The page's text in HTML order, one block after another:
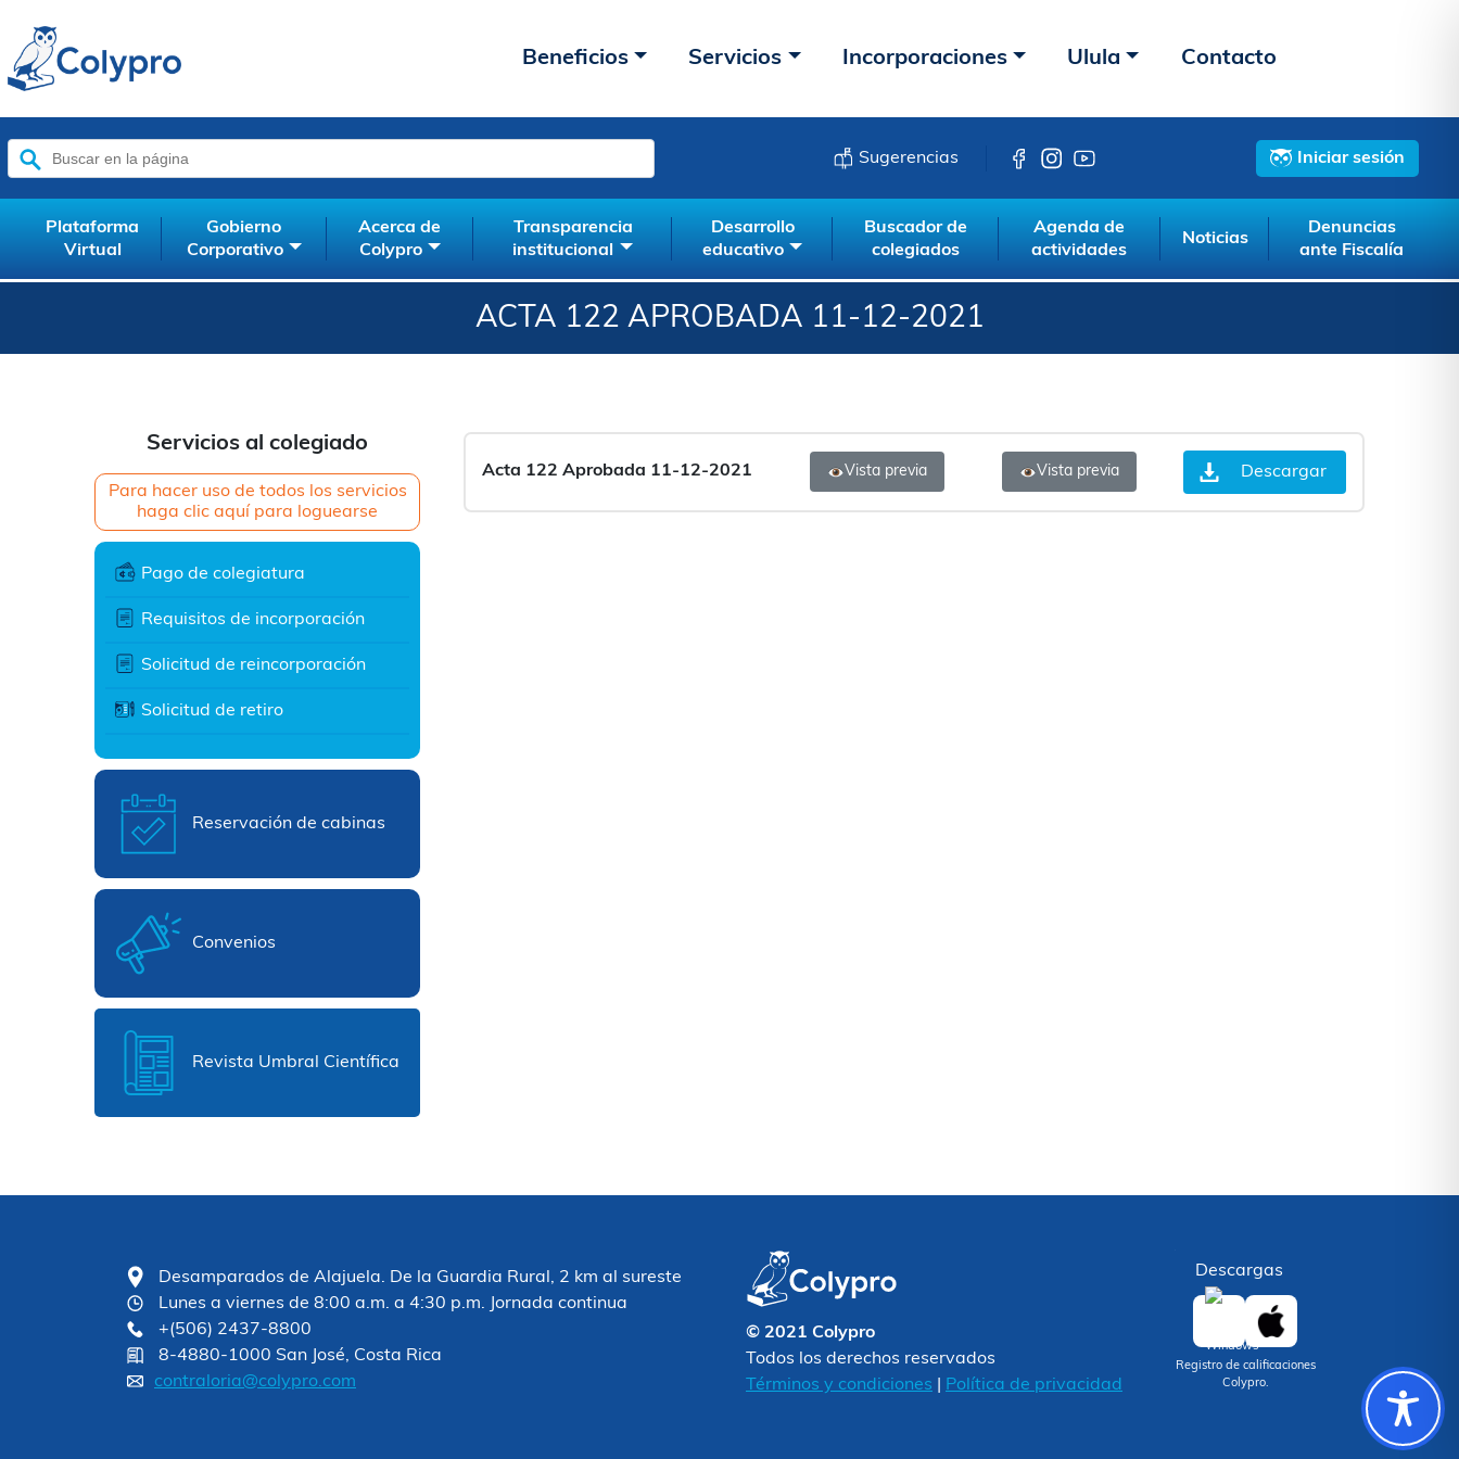
Beneficios Servicios Incorporaciones Ulula Contacto
Buscar:
Sugerencias Iniciar sesión
Plataforma
Virtual
Gobierno
Corporativo
Acerca de
Colypro
Transparencia
institucional
Desarrollo
educativo
Buscador de
colegiados
Agenda de
actividades
Noticias
Denuncias
ante Fiscalía
ACTA 122 APROBADA 11-12-2021
Servicios al colegiado
Para hacer uso de todos los servicios
haga clic aquí para loguearse
Pago de colegiatura
Requisitos de incorporación
Solicitud de reincorporación
Solicitud de retiro
Reservación de cabinas
Convenios
Revista Umbral Científica
Acta 122 Aprobada 11-12-2021 Vista previa Vista previa Descargar
Desamparados de Alajuela. De la Guardia Rural, 2 km al sureste
Lunes a viernes de 8:00 a.m. a 4:30 p.m. Jornada continua
+(506) 2437-8800
8-4880-1000 San José, Costa Rica
contraloria@colypro.com
© 2021 Colypro
Todos los derechos reservados
Términos y condiciones
Política de privacidad
Descargas
Registro de calificaciones
Colypro.